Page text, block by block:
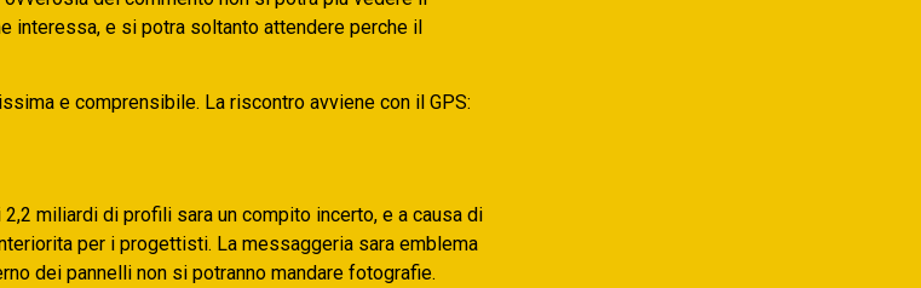
interessa, e si potra soltanto attendere perche il
e comprensibile. La riscontro avviene con il GPS:
miliardi di profili sara un compito incerto, e a causa di
per i progettisti. La messaggeria sara emblema
dei pannelli non si potranno mandare fotografie.